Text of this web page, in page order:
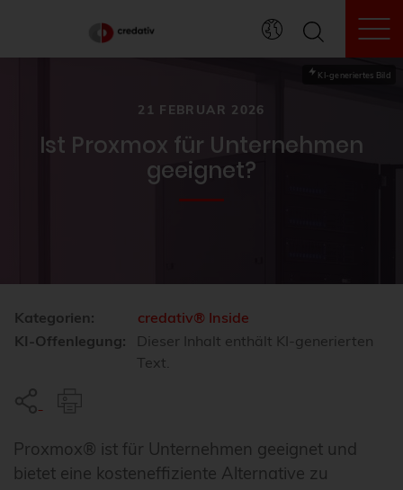
KI-generiertes Bild
21 FEBRUAR 2026
Ist Proxmox für Unternehmen
geeignet?
Kategorien:
credativ® Inside
KI-Offenlegung:
Dieser Inhalt enthält KI-generierten
Text.
Proxmox® ist für Unternehmen geeignet und
bietet eine kosteneffiziente Alternative zu